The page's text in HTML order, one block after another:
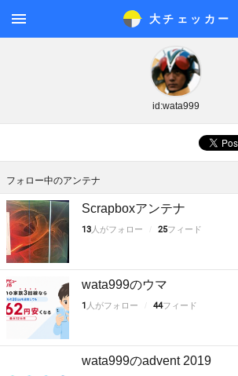
大チェッカ ー
メニ
id:wata999
フォロー中のアンテナ
Scrapboxアンテナ
13 人がフォロー 25フィード
wata999のウマ
1 人がフォロー 44フィード
wata999のadvent 2019